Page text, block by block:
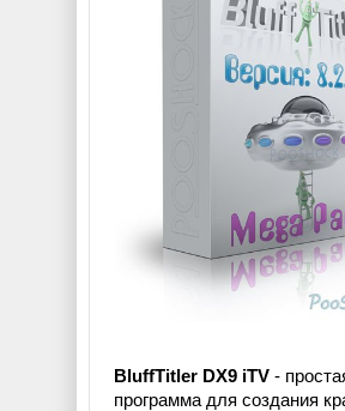
BluffTitler DX9 iTV -
программа для создания